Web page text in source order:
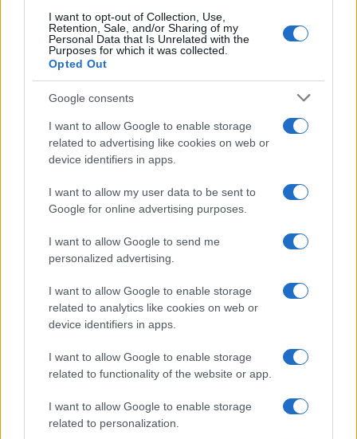
I want to opt-out of Collection, Use,
Retention, Sale, and/or Sharing of my
Personal Data that Is Unrelated with the
Purposes for which it was collected.
Opted Out
Google consents
I want to allow Google to enable storage
related to advertising like cookies on web or
device identifiers in apps.
I want to allow my user data to be sent to
Google for online advertising purposes.
I want to allow Google to send me
personalized advertising.
I want to allow Google to enable storage
related to analytics like cookies on web or
device identifiers in apps.
I want to allow Google to enable storage
related to functionality of the website or app.
I want to allow Google to enable storage
related to personalization.
Η ημερομηνία διεξαγωγής της κλήρωσης και οι οριστικοί
πίνακες δικαιούχων αναμένονται εντός του β΄
δεκαπενθήμερου του Απριλίου και πριν από το Πάσχα.
ενημερωθούν για τα αποτελέσματα της κλήρωσης μέσω
sms και ηλεκτρονικού ταχυδρομείου σύμφωνα με τα
στοιχεία που δήλωσαν κατά την αίτηση.
Η Υπουργός Τουρισμού, Όλγα Κεφαλογιάννη τόνισε ότι
το πρόγραμμα στοχεύει στην διεύρυνση του εσωτερικού
τουρισμού και την επιμήκυνση της τουριστικής περιόδου
με αναμενόμενο ευκρινές αποτύπωμα στις τοπικές
ισχυρό κοινωνικό πρόσημο του νέου προγράμματος με
τη σημαντική στήριξη των δικαιούχων, την αύξηση του
κριτηρίου για το εισόδημα, την ένταξη νέων κατηγοριών
ειδικών κοινωνικών ομάδων.
Ο Υπουργός Ψηφιακής Διακυβέρνησης, Δημήτρης
Παπαστεργίου ανέφερε με τη σειρά του: «Ως Υπουργείο
Ψηφιακής Διακυβέρνησης αξιοποιούμε όλα τα σύγχρονα